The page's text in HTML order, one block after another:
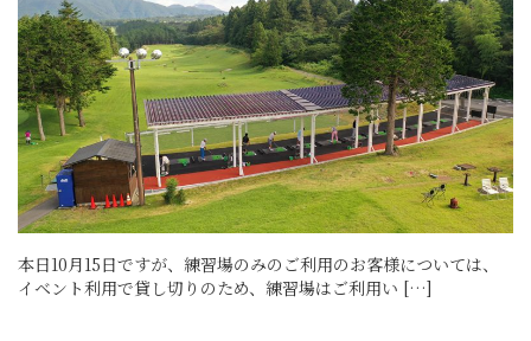
本日10月15日ですが、練習場のみのご利用のお客様については、
イベント利用で貸し切りのため、練習場はご利用い […]